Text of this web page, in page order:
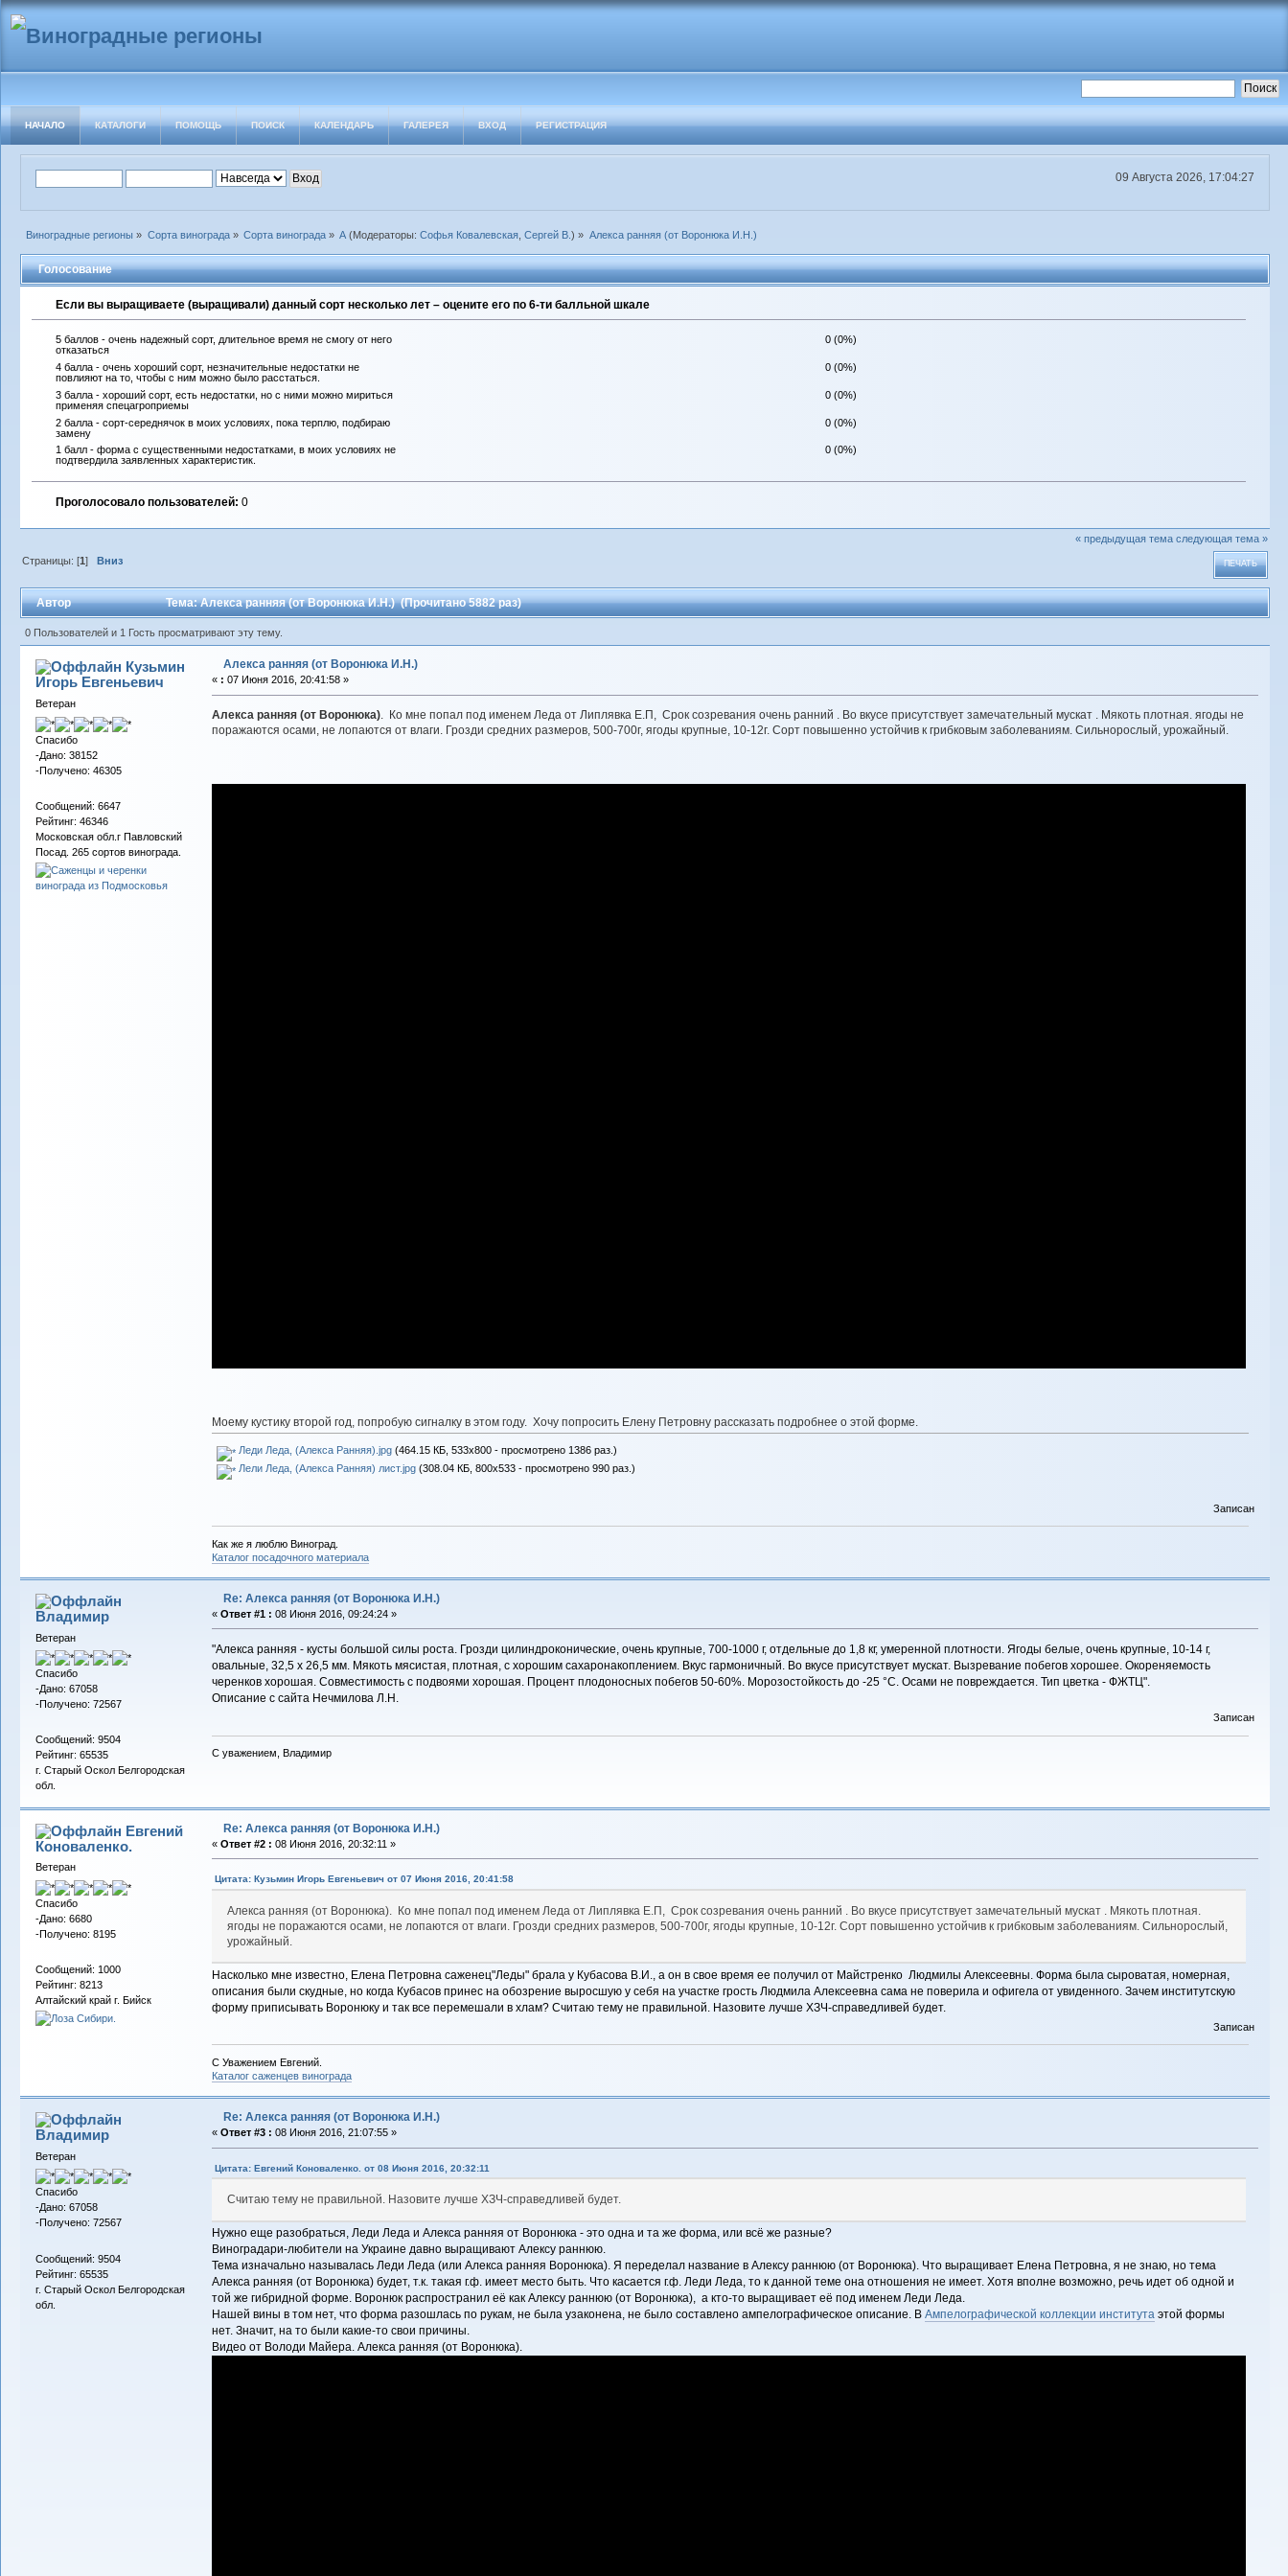
НАЧАЛО КАТАЛОГИ ПОМОЩЬ ПОИСК КАЛЕНДАРЬ ГАЛЕРЕЯ ВХОД РЕГИСТРАЦИЯ
09 Августа 2026, 17:04:27
Виноградные регионы » Сорта винограда» Сорта винограда» А (Модераторы:Софья Ковалевская,Сергей В.) » Алекса ранняя (от Воронюка И.Н.)
Голосование
Если вы выращиваете (выращивали) данный сорт несколько лет – оцените его по 6-ти балльной шкале
5 баллов - очень надежный сорт, длительное время не смогу от него
отказаться
0 (0%)
4 балла - очень хороший сорт, незначительные недостатки не
повлияют на то, чтобы с ним можно было расстаться.
0 (0%)
3 балла - хороший сорт, есть недостатки, но с ними можно мириться
применяя спецагроприемы
0 (0%)
2 балла - сорт-середнячок в моих условиях, пока терплю, подбираю
замену
0 (0%)
1 балл - форма с существенными недостатками, в моих условиях не
подтвердила заявленных характеристик.
0 (0%)
Проголосовало пользователей: 0
« предыдущая тема следующая тема »
ПЕЧАТЬ
Страницы: [1] Вниз
Автор Тема: Алекса ранняя (от Воронюка И.Н.) (Прочитано 5882 раз)
0 Пользователей и 1 Гость просматривают эту тему.
Кузьмин
Игорь Евгеньевич
Ветеран
Спасибо
-Дано: 38152
-Получено: 46305
Сообщений: 6647
Рейтинг: 46346
Московская обл.г Павловский
Посад. 265 сортов винограда.
Алекса ранняя (от Воронюка И.Н.)
« : 07 Июня 2016, 20:41:58 »
Алекса ранняя (от Воронюка). Ко мне попал под именем Леда от Липлявка Е.П, Срок созревания очень ранний . Во вкусе присутствует замечательный мускат . Мякоть плотная. ягоды не
поражаются осами, не лопаются от влаги. Грозди средних размеров, 500-700г, ягоды крупные, 10-12г. Сорт повышенно устойчив к грибковым заболеваниям. Сильнорослый, урожайный.
Моему кустику второй год, попробую сигналку в этом году. Хочу попросить Елену Петровну рассказать подробнее о этой форме.
Леди Леда, (Алекса Ранняя).jpg(464.15 КБ, 533x800 - просмотрено 1386 раз.)
Лели Леда, (Алекса Ранняя) лист.jpg(308.04 КБ, 800x533 - просмотрено 990 раз.)
Записан
Как же я люблю Виноград.
Каталог посадочного материала
Владимиp
Ветеран
Спасибо
-Дано: 67058
-Получено: 72567
Сообщений: 9504
Рейтинг: 65535
г. Старый Оскол Белгородская
обл.
Re: Алекса ранняя (от Воронюка И.Н.)
« Ответ #1 : 08 Июня 2016, 09:24:24 »
"Алекса ранняя - кусты большой силы роста. Грозди цилиндроконические, очень крупные, 700-1000 г, отдельные до 1,8 кг, умеренной плотности. Ягоды белые, очень крупные, 10-14 г,
овальные, 32,5 x 26,5 мм. Мякоть мясистая, плотная, с хорошим сахаронакоплением. Вкус гармоничный. Во вкусе присутствует мускат. Вызревание побегов хорошее. Окореняемость
черенков хорошая. Совместимость с подвоями хорошая. Процент плодоносных побегов 50-60%. Морозостойкость до -25 °С. Осами не повреждается. Тип цветка - ФЖТЦ".
Описание с сайта Нечмилова Л.Н.
Записан
С уважением, Владимир
Евгений
Коноваленко.
Ветеран
Спасибо
-Дано: 6680
-Получено: 8195
Сообщений: 1000
Рейтинг: 8213
Алтайский край г. Бийск
Re: Алекса ранняя (от Воронюка И.Н.)
« Ответ #2 : 08 Июня 2016, 20:32:11 »
Цитата: Кузьмин Игорь Евгеньевич от 07 Июня 2016, 20:41:58
Алекса ранняя (от Воронюка). Ко мне попал под именем Леда от Липлявка Е.П, Срок созревания очень ранний . Во вкусе присутствует замечательный мускат . Мякоть плотная.
ягоды не поражаются осами, не лопаются от влаги. Грозди средних размеров, 500-700г, ягоды крупные, 10-12г. Сорт повышенно устойчив к грибковым заболеваниям. Сильнорослый,
урожайный.
Насколько мне известно, Елена Петровна саженец"Леды" брала у Кубасова В.И., а он в свое время ее получил от Майстренко Людмилы Алексеевны. Форма была сыроватая, номерная,
описания были скудные, но когда Кубасов принес на обозрение выросшую у себя на участке грость Людмила Алексеевна сама не поверила и офигела от увиденного. Зачем институтскую
форму приписывать Воронюку и так все перемешали в хлам? Считаю тему не правильной. Назовите лучше ХЗЧ-справедливей будет.
Записан
С Уважением Евгений.
Каталог саженцев винограда
Владимиp
Ветеран
Спасибо
-Дано: 67058
-Получено: 72567
Сообщений: 9504
Рейтинг: 65535
г. Старый Оскол Белгородская
обл.
Re: Алекса ранняя (от Воронюка И.Н.)
« Ответ #3 : 08 Июня 2016, 21:07:55 »
Цитата: Евгений Коноваленко. от 08 Июня 2016, 20:32:11
Считаю тему не правильной. Назовите лучше ХЗЧ-справедливей будет.
Нужно еще разобраться, Леди Леда и Алекса ранняя от Воронюка - это одна и та же форма, или всё же разные?
Виноградари-любители на Украине давно выращивают Алексу раннюю.
Тема изначально называлась Леди Леда (или Алекса ранняя Воронюка). Я переделал название в Алексу раннюю (от Воронюка). Что выращивает Елена Петровна, я не знаю, но тема
Алекса ранняя (от Воронюка) будет, т.к. такая г.ф. имеет место быть. Что касается г.ф. Леди Леда, то к данной теме она отношения не имеет. Хотя вполне возможно, речь идет об одной и
той же гибридной форме. Воронюк распространил её как Алексу раннюю (от Воронюка), а кто-то выращивает её под именем Леди Леда.
Нашей вины в том нет, что форма разошлась по рукам, не была узаконена, не было составлено ампелографическое описание. В Ампелографической коллекции институтаэтой формы
нет. Значит, на то были какие-то свои причины.
Видео от Володи Майера. Алекса ранняя (от Воронюка).